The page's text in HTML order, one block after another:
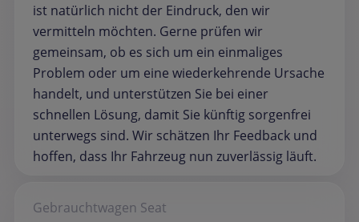
ist natürlich nicht der Eindruck, den wir
vermitteln möchten. Gerne prüfen wir
gemeinsam, ob es sich um ein einmaliges
Problem oder um eine wiederkehrende Ursache
handelt, und unterstützen Sie bei einer
schnellen Lösung, damit Sie künftig sorgenfrei
unterwegs sind. Wir schätzen Ihr Feedback und
hoffen, dass Ihr Fahrzeug nun zuverlässig läuft.
Gebrauchtwagen Seat